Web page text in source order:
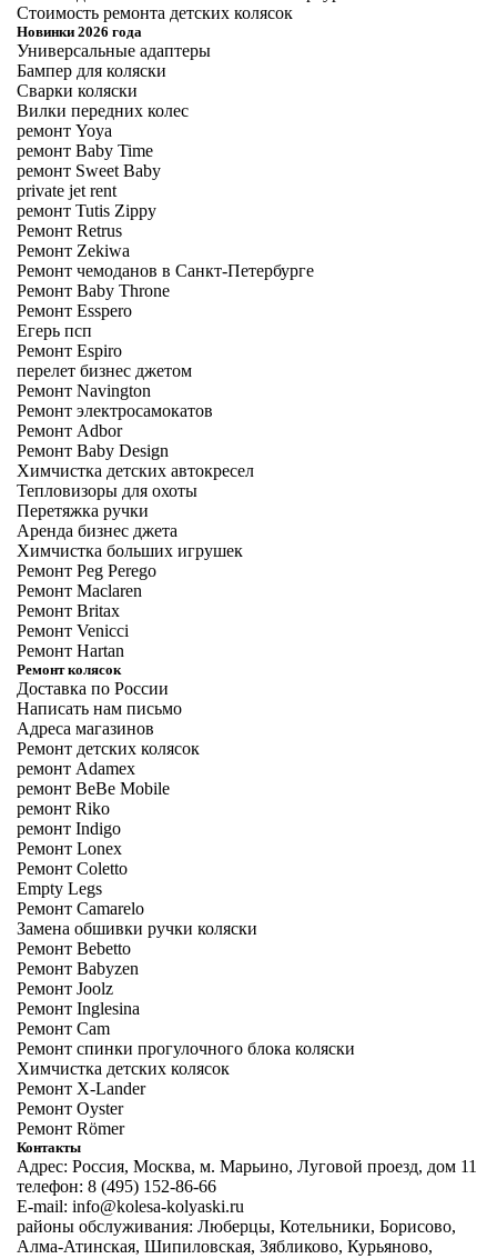
Стоимость ремонта детских колясок
Новинки 2026 года
Универсальные адаптеры
Бампер для коляски
Сварки коляски
Вилки передних колес
ремонт Yoya
ремонт Baby Time
ремонт Sweet Baby
private jet rent
ремонт Tutis Zippy
Ремонт Retrus
Ремонт Zekiwa
Ремонт чемоданов в Санкт-Петербурге
Ремонт Baby Throne
Ремонт Esspero
Егерь псп
Ремонт Espiro
перелет бизнес джетом
Ремонт Navington
Ремонт электросамокатов
Ремонт Adbor
Ремонт Baby Design
Химчистка детских автокресел
Тепловизоры для охоты
Перетяжка ручки
Аренда бизнес джета
Химчистка больших игрушек
Ремонт Peg Perego
Ремонт Maclaren
Ремонт Britax
Ремонт Venicci
Ремонт Hartan
Ремонт колясок
Доставка по России
Написать нам письмо
Адреса магазинов
Ремонт детских колясок
ремонт Adamex
ремонт BeBe Mobile
ремонт Riko
ремонт Indigo
Ремонт Lonex
Ремонт Coletto
Empty Legs
Ремонт Camarelo
Замена обшивки ручки коляски
Ремонт Bebetto
Ремонт Babyzen
Ремонт Joolz
Ремонт Inglesina
Ремонт Cam
Ремонт спинки прогулочного блока коляски
Химчистка детских колясок
Ремонт X-Lander
Ремонт Oyster
Ремонт Römer
Контакты
Адрес: Россия, Москва, м. Марьино, Луговой проезд, дом 11
телефон: 8 (495) 152-86-66
E-mail: info@kolesa-kolyaski.ru
районы обслуживания: Люберцы, Котельники, Борисово,
Алма-Атинская, Шипиловская, Зябликово, Курьяново,